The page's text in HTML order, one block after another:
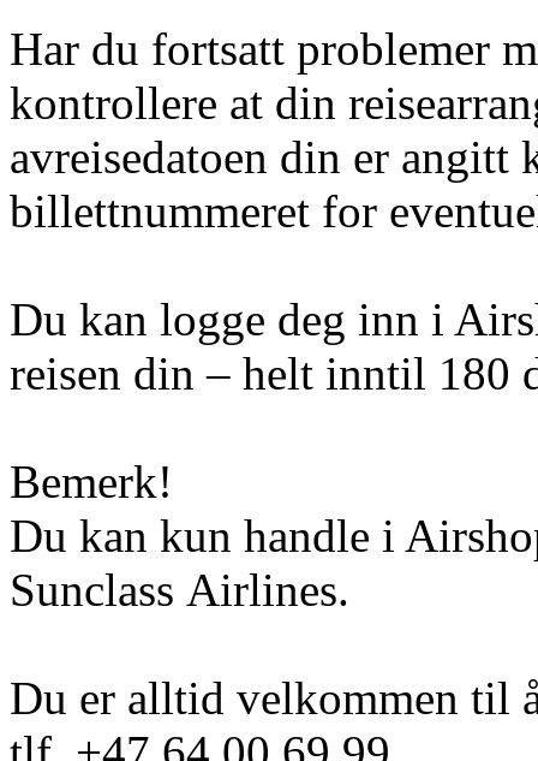
Har du fortsatt problemer
kontrollere at din
avreisedatoen din er angitt
billettnummeret for
Du kan logge deg inn i
reisen din – helt inntil 180
Bemerk!
Du kan kun handle i
Sunclass Airlines.
Du er alltid velkommen til